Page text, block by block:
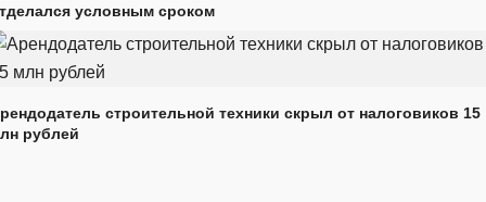
условным сроком
строительной техники скрыл от налоговиков 15
рублей